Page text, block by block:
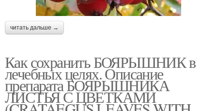
читать дальше →
Как сохранить БОЯРЫШНИК в
лечебных целях. Описание
препарата БОЯРЫШНИКА
ЛИСТЬЯ С ЦВЕТКАМИ